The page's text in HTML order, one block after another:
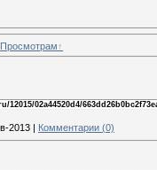
Просмотрам
02a44520d4/
2013 | Комментарии (0)